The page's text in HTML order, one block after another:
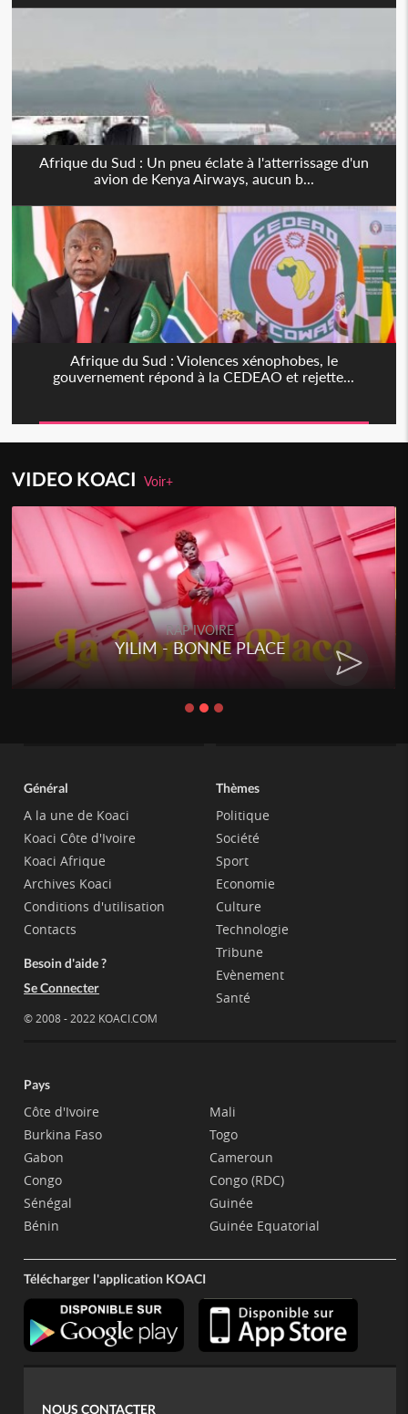
Afrique du Sud : Un pneu éclate à l'atterrissage d'un
avion de Kenya Airways, aucun b...
Afrique du Sud : Violences xénophobes, le
gouvernement répond à la CEDEAO et rejette...
VIDEO KOACIVoir+
RAP IVOIRE
YILIM - BONNE PLACE
Général
A la une de Koaci
Koaci Côte d'Ivoire
Koaci Afrique
Archives Koaci
Conditions d'utilisation
Contacts
Besoin d'aide ?
Se Connecter
© 2008 - 2022 KOACI.COM
Thèmes
Politique
Société
Sport
Economie
Culture
Technologie
Tribune
Evènement
Santé
Pays
Côte d'Ivoire
Burkina Faso
Gabon
Congo
Sénégal
Bénin
Mali
Togo
Cameroun
Congo (RDC)
Guinée
Guinée Equatorial
Télécharger l'application KOACI
NOUS CONTACTER